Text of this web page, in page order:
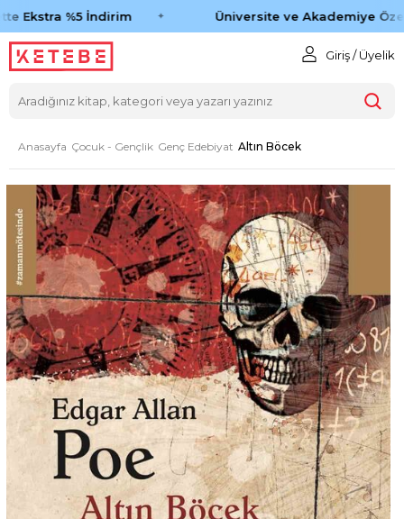
Ekstra %5 İndirim Üniversite ve Akademiye Özel
Giriş / Üyelik
Anasayfa Çocuk - Gençlik Genç Edebiyat Altın Böcek